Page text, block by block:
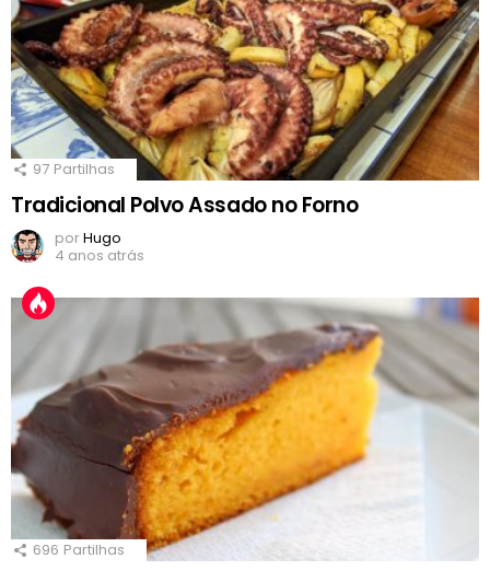
97 Partilhas
Tradicional Polvo Assado no Forno
porHugo
4 anos atrás
696 Partilhas